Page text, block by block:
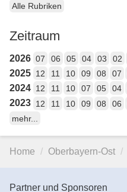
Alle Rubriken
Zeitraum
2026 07 06 05 04 03 02
2025 12 11 10 09 08 07
2024 12 11 10 07 05 04
2023 12 11 10 09 08 06
mehr...
Home Oberbayern-Ost
Partner und Sponsoren